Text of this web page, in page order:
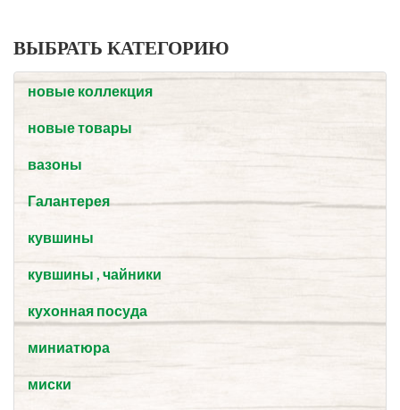
ВЫБРАТЬ КАТЕГОРИЮ
новые коллекция
новые товары
вазоны
Галантерея
кувшины
кувшины , чайники
кухонная посуда
миниатюра
миски